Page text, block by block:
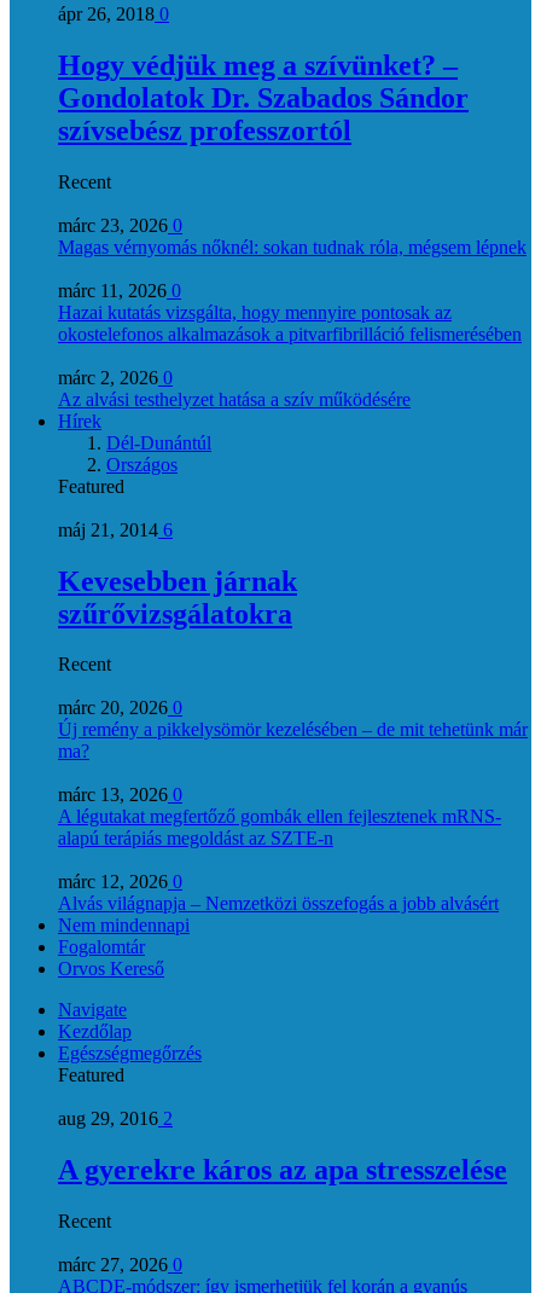
ápr 26, 2018 0
Hogy védjük meg a szívünket? –
Gondolatok Dr. Szabados Sándor
szívsebész professzortól
Recent
márc 23, 2026 0
Magas vérnyomás nőknél: sokan tudnak róla, mégsem lépnek
márc 11, 2026 0
Hazai kutatás vizsgálta, hogy mennyire pontosak az
okostelefonos alkalmazások a pitvarfibrilláció felismerésében
márc 2, 2026 0
Az alvási testhelyzet hatása a szív működésére
Hírek
Dél-Dunántúl
Országos
Featured
máj 21, 2014 6
Kevesebben járnak
szűrővizsgálatokra
Recent
márc 20, 2026 0
Új remény a pikkelysömör kezelésében – de mit tehetünk már
ma?
márc 13, 2026 0
A légutakat megfertőző gombák ellen fejlesztenek mRNS-
alapú terápiás megoldást az SZTE-n
márc 12, 2026 0
Alvás világnapja – Nemzetközi összefogás a jobb alvásért
Nem mindennapi
Fogalomtár
Orvos Kereső
Navigate
Kezdőlap
Egészségmegőrzés
Featured
aug 29, 2016 2
A gyerekre káros az apa stresszelése
Recent
márc 27, 2026 0
ABCDE‑módszer: így ismerhetjük fel korán a gyanús